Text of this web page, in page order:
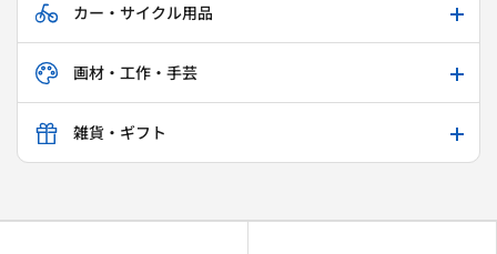
カー・サイクル用品
画材・工作・手芸
雑貨・ギフト